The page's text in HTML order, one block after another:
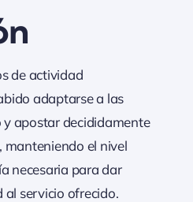
de actividad
adaptarse a las
apostar decididamente
manteniendo el nivel
necesaria para dar
servicio ofrecido.